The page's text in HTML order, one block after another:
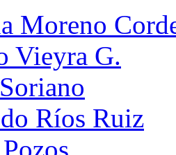
Moreno
Vieyra G.
Ríos Ruiz